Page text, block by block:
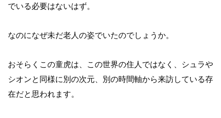
でいる必要はないはず。
なのになぜ未だ老人の姿でいたのでしょうか。
おそらくこの童虎は、この世界の住人ではなく、シュラや
シオンと同様に別の次元、別の時間軸から来訪している存
在だと思われます。